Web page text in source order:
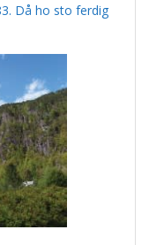
Då ho sto ferdig